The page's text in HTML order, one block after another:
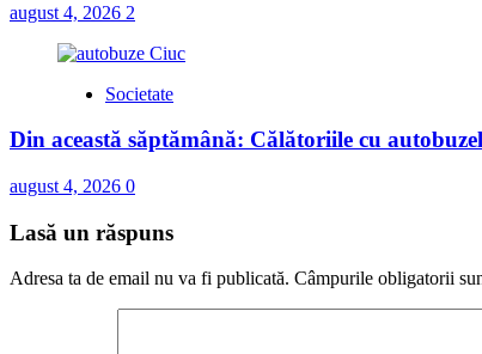
august 4, 2026 2
Societate
Din această săptămână: Călătoriile cu
august 4, 2026 0
Lasă un răspuns
Adresa ta de email nu va fi publicată. Câmpurile obligatorii